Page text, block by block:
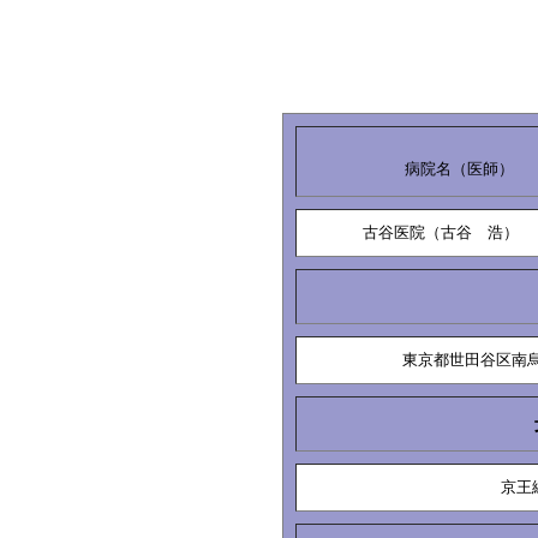
病院名（医師）
古谷医院（古谷 浩）
東京都世田谷区南
京王